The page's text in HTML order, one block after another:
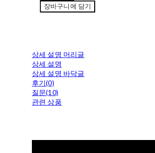
장바구니에 담기
상세 설명 머리글
상세 설명
상세 설명 바닥글
후기(0)
질문(10)
관련 상품